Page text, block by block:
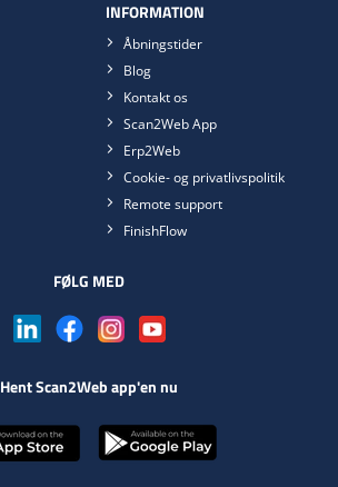
INFORMATION
Åbningstider
Blog
Kontakt os
Scan2Web App
Erp2Web
Cookie- og privatlivspolitik
Remote support
FinishFlow
FØLG MED
Hent Scan2Web app'en nu